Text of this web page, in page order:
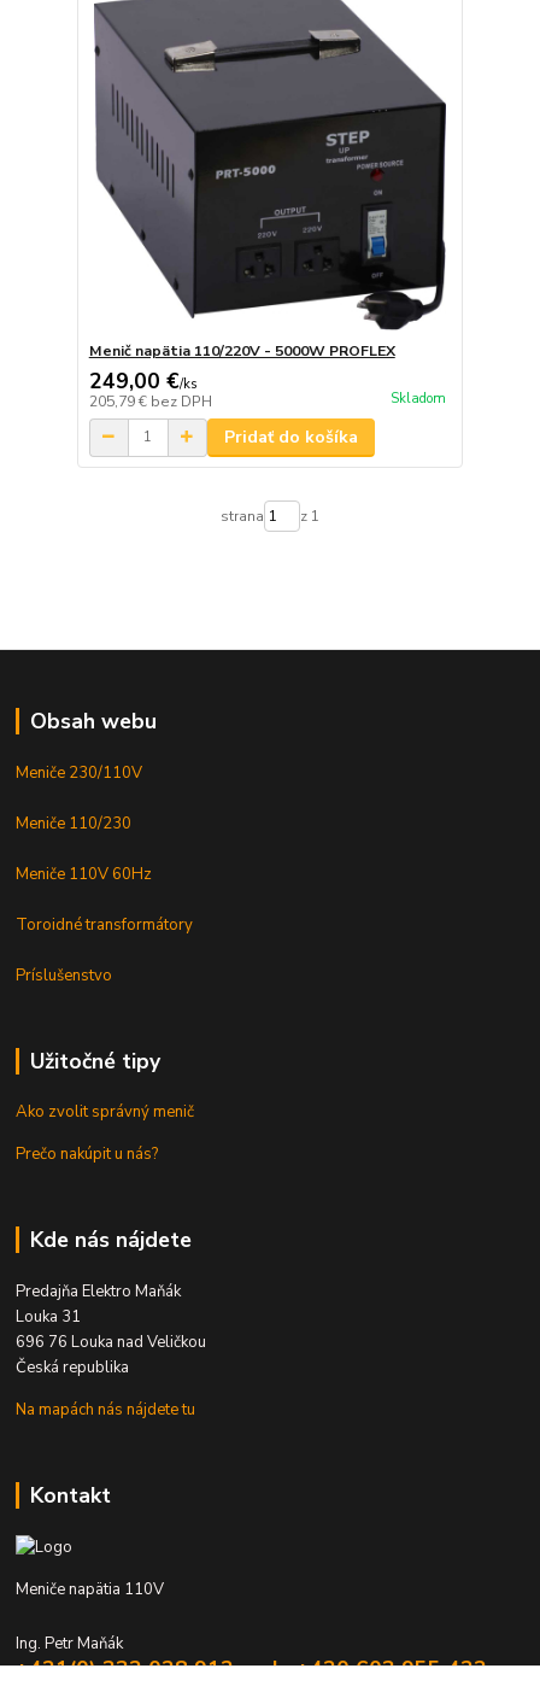
Menič napätia 110/220V - 5000W PROFLEX
249,00 €/ks
205,79 € bez DPH Skladom
Pridať do košíka
strana z 1
Obsah webu
Meniče 230/110V
Meniče 110/230
Meniče 110V 60Hz
Toroidné transformátory
Príslušenstvo
Užitočné tipy
Ako zvolit správný menič
Prečo nakúpit u nás?
Kde nás nájdete
Predajňa Elektro Maňák
Louka 31
696 76 Louka nad Veličkou
Česká republika
Na mapách nás nájdete tu
Kontakt
Meniče napätia 110V
Ing. Petr Maňák
+421(0) 332 028 912 mob. +420 603 955 422